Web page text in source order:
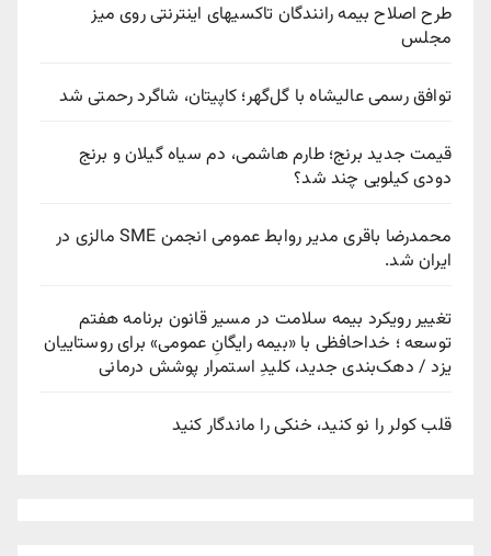
طرح اصلاح بیمه رانندگان تاکسیهای اینترنتی روی میز
مجلس
توافق رسمی عالیشاه با گل‌گهر؛ کاپیتان، شاگرد رحمتی شد
قیمت جدید برنج؛ طارم هاشمی، دم سیاه گیلان و برنج
دودی کیلویی چند شد؟
محمدرضا باقری مدیر روابط عمومی انجمن SME مالزی در
ایران شد.
تغییر رویکرد بیمه سلامت در مسیر قانون برنامه هفتم
توسعه ؛ خداحافظی با «بیمه رایگانِ عمومی» برای روستاییان
یزد / دهک‌بندی جدید، کلیدِ استمرار پوشش درمانی
قلب کولر را نو کنید، خنکی را ماندگار کنید